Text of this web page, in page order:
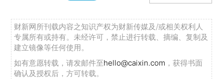
财新网所刊载内容之知识产权为财新传媒及/或相关权利人
专属所有或持有。未经许可，禁止进行转载、摘编、复制及
建立镜像等任何使用。
如有意愿转载，请发邮件至hello@caixin.com ，获得书面
确认及授权后，方可转载。